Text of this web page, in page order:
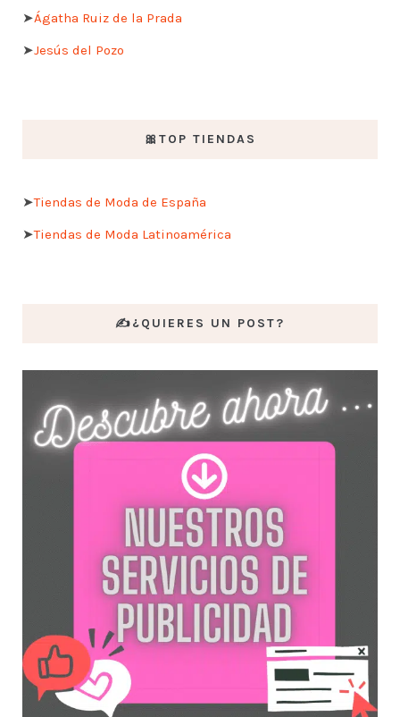
➤Ágatha Ruiz de la Prada
➤Jesús del Pozo
🎀TOP TIENDAS
➤Tiendas de Moda de España
➤Tiendas de Moda Latinoamérica
✍️¿QUIERES UN POST?